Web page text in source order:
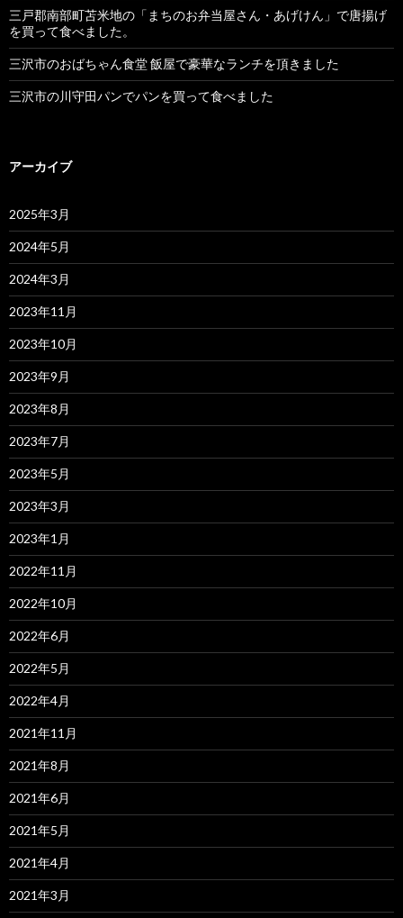
三戸郡南部町苫米地の「まちのお弁当屋さん・あげけん」で唐揚げ
を買って食べました。
三沢市のおばちゃん食堂 飯屋で豪華なランチを頂きました
三沢市の川守田パンでパンを買って食べました
アーカイブ
2025年3月
2024年5月
2024年3月
2023年11月
2023年10月
2023年9月
2023年8月
2023年7月
2023年5月
2023年3月
2023年1月
2022年11月
2022年10月
2022年6月
2022年5月
2022年4月
2021年11月
2021年8月
2021年6月
2021年5月
2021年4月
2021年3月